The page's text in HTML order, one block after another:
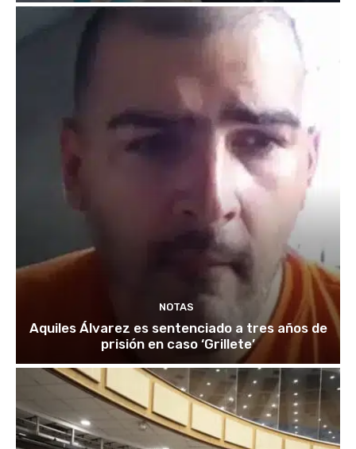
NOTAS
Aquiles Álvarez es sentenciado a tres años de
prisión en caso ‘Grillete’